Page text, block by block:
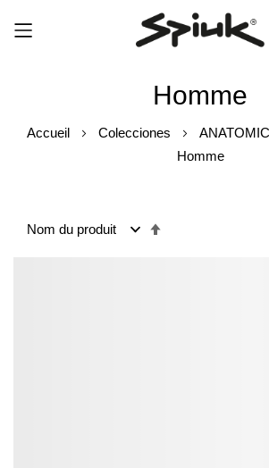
Homme
Accueil Colecciones ANATOMIC
Homme